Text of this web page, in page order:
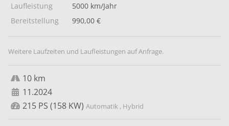
Laufleistung
5000 km/Jahr
Bereitstellung
990,00 €
Weitere Laufzeiten und Laufleistungen auf Anfrage.
10 km
11.2024
215 PS (158 KW) Automatik , Hybrid